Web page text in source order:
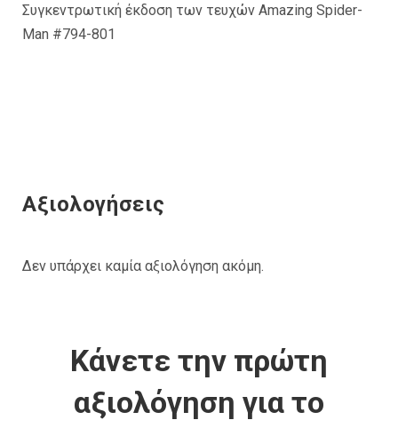
Συγκεντρωτική έκδοση των τευχών Amazing Spider-
Man #794-801
Αξιολογήσεις
Δεν υπάρχει καμία αξιολόγηση ακόμη.
Κάνετε την πρώτη
αξιολόγηση για το